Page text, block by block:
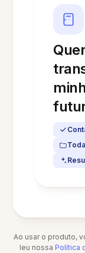
Ao usar o produto,
leu nossa Política